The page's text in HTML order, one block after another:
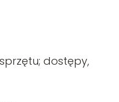
dostępy,